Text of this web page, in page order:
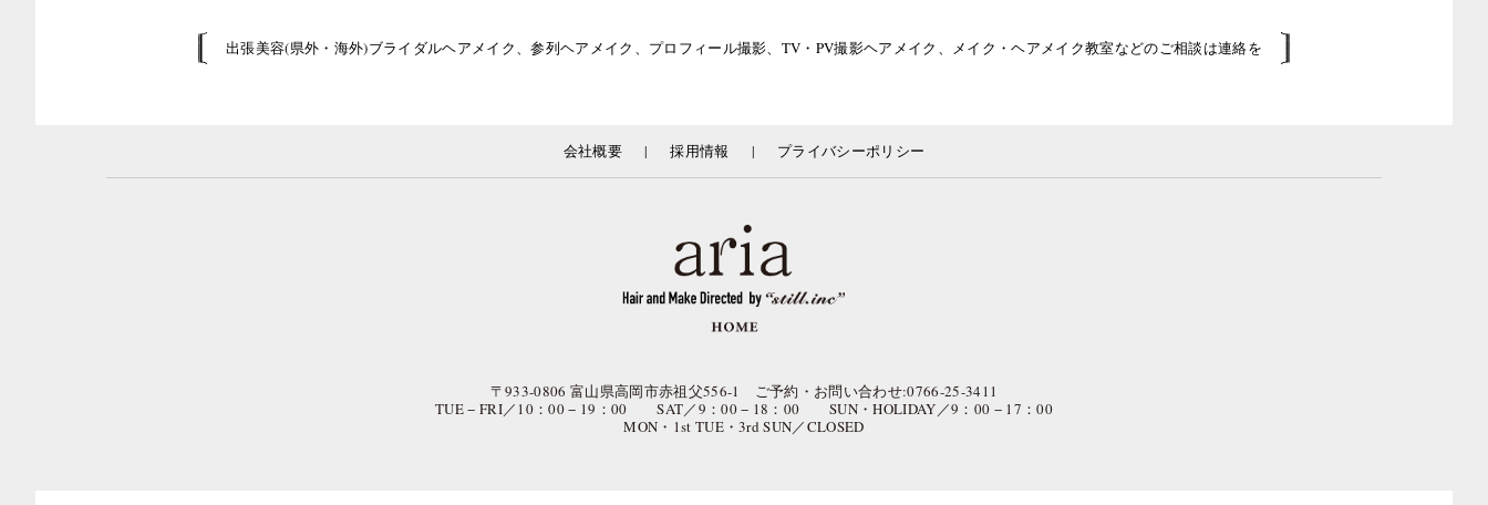
出張美容(県外・海外)ブライダルヘアメイク、参列ヘアメイク、プロフィール撮影、TV・PV撮影ヘアメイク、メイク・ヘアメイク教室などのご相談は連絡を
会社概要 | 採用情報 | プライバシーポリシー
〒933-0806 富山県高岡市赤祖父556-1 ご予約・お問い合わせ:0766-25-3411
TUE − FRI／10：00 − 19：00 SAT／9：00 − 18：00 SUN・HOLIDAY／9：00 − 17：00
MON・1st TUE・3rd SUN／CLOSED